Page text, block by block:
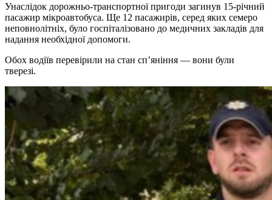
Унаслідок дорожньо-транспортної пригоди загинув 15-річний
пасажир мікроавтобуса. Ще 12 пасажирів, серед яких семеро
неповнолітніх, було госпіталізовано до медичних закладів для
надання необхідної допомоги.
Обох водіїв перевірили на стан сп’яніння — вони були
тверезі.